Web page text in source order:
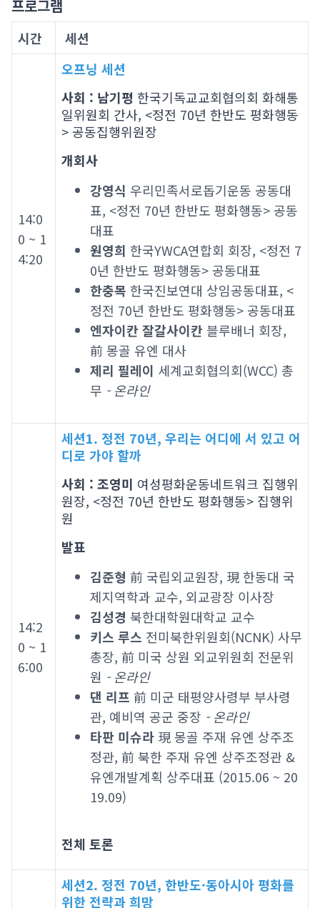
프로그램
시간 세션
14:0
0 ~ 1
4:20
오프닝 세션
사회 : 남기평 한국기독교교회협의회 화해통
일위원회 간사, <정전 70년 한반도 평화행동
> 공동집행위원장
개회사
강영식 우리민족서로돕기운동 공동대
표, <정전 70년 한반도 평화행동> 공동
대표
원영희 한국YWCA연합회 회장, <정전 7
0년 한반도 평화행동> 공동대표
한충목 한국진보연대 상임공동대표, <
정전 70년 한반도 평화행동> 공동대표
엔자이칸 잘갈사이칸 블루배너 회장,
前 몽골 유엔 대사
제리 필레이 세계교회협의회(WCC) 총
무 - 온라인
14:2
0 ~ 1
6:00
세션1. 정전 70년, 우리는 어디에 서 있고 어
디로 가야 할까
사회 : 조영미 여성평화운동네트워크 집행위
원장, <정전 70년 한반도 평화행동> 집행위
원
발표
김준형 前 국립외교원장, 現 한동대 국
제지역학과 교수, 외교광장 이사장
김성경 북한대학원대학교 교수
키스 루스 전미북한위원회(NCNK) 사무
총장, 前 미국 상원 외교위원회 전문위
원 - 온라인
댄 리프 前 미군 태평양사령부 부사령
관, 예비역 공군 중장 - 온라인
타판 미슈라 現 몽골 주재 유엔 상주조
정관, 前 북한 주재 유엔 상주조정관 &
유엔개발계획 상주대표 (2015.06 ~ 20
19.09)
전체 토론
세션2. 정전 70년, 한반도·동아시아 평화를
위한 전략과 희망